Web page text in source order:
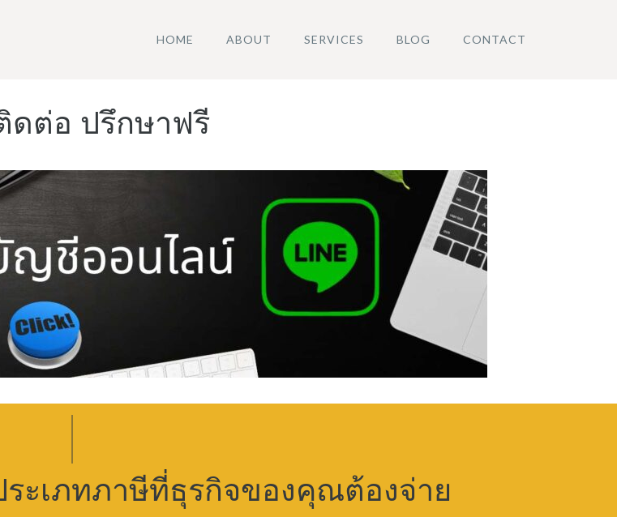
HOME ABOUT SERVICES BLOG CONTACT
ดต่อ ปรึกษาฟรี
ระเภทภาษีที่ธุรกิจของคุณต้องจ่าย